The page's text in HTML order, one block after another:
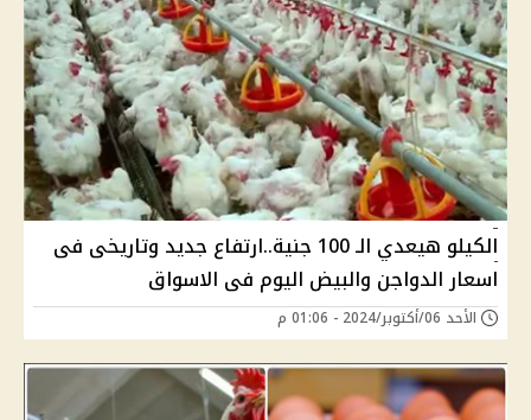
الكيلو هيعدي الـ 100 جنية..ارتفاع جديد وتاريخى فى
اسعار الدواجن والبيض اليوم فى الاسواق
الأحد 06/أكتوبر/2024 - 01:06 م